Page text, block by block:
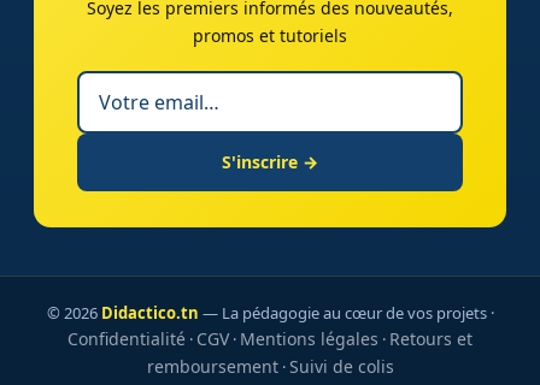
Soyez les premiers informés des nouveautés,
promos et tutoriels
S'inscrire →
© 2026 Didactico.tn — La pédagogie au cœur de vos projets ·
Confidentialité · CGV· Mentions légales · Retours et
remboursement·Suivi de colis